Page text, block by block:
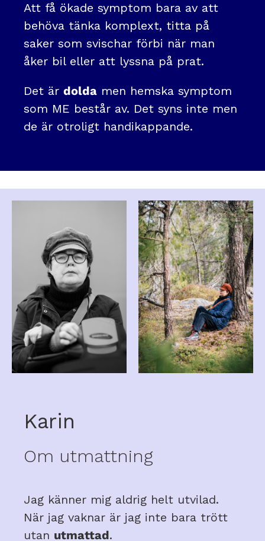
Att få ökade symptom bara av att
behöva tänka komplext, titta på
saker som svischar förbi när man
åker bil eller att lyssna på prat.
Det är dolda men hemska symptom
som ME består av. Det syns inte men
de är otroligt handikappande.
Karin
Om utmattning
Jag känner mig aldrig helt utvilad.
När jag vaknar är jag inte bara trött
utan utmattad.